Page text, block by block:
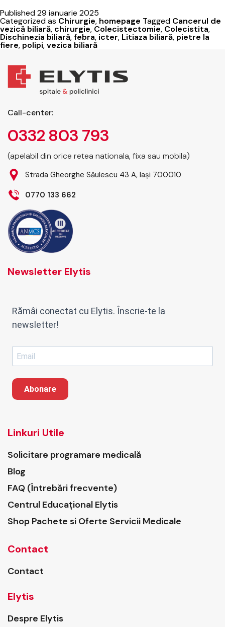
procedură,
recuperare
la
Published29 ianuarie 2025
Categorized as Chirurgie, homepage Tagged Cancerul de
vezică biliară, chirurgie, Colecistectomie, Colecistita,
Dischinezia biliară,febra, icter, Litiaza biliară, pietre la
fiere, polipi,vezica biliară
Call-center:
0332 803 793
(apelabil din orice retea nationala, fixa sau mobila)
Strada Gheorghe Săulescu 43 A, Iași 700010
0770 133 662
Newsletter Elytis
Rămâi conectat cu Elytis. Înscrie-te la
newsletter!
Abonare
Linkuri Utile
Solicitare programare medicală
Blog
FAQ (Întrebări frecvente)
Centrul Educațional Elytis
Shop Pachete si Oferte Servicii Medicale
Contact
Contact
Elytis
Despre Elytis